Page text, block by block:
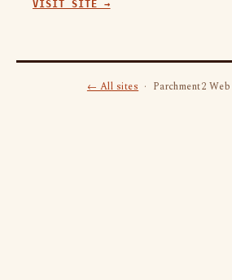
VISIT SITE →
← All sites· Parchment2